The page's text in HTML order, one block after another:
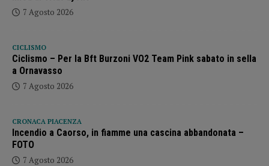
7 Agosto 2026
CICLISMO
Ciclismo – Per la Bft Burzoni VO2 Team Pink sabato in sella
a Ornavasso
7 Agosto 2026
CRONACA PIACENZA
Incendio a Caorso, in fiamme una cascina abbandonata –
FOTO
7 Agosto 2026